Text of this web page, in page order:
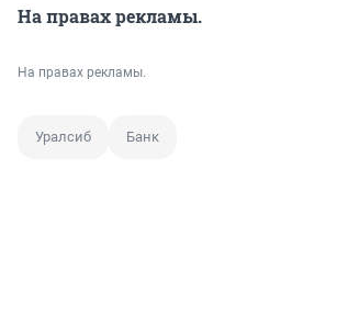
На правах рекламы.
На правах рекламы.
Уралсиб Банк